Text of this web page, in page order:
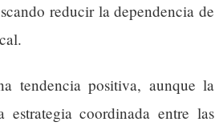
reducir la dependencia de
tendencia positiva, aunque la
coordinada entre las